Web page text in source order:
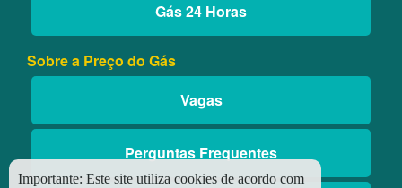
Gás 24 Horas
Sobre a Preço do Gás
Vagas
Perguntas Frequentes
Importante: Este site utiliza cookies de acordo com